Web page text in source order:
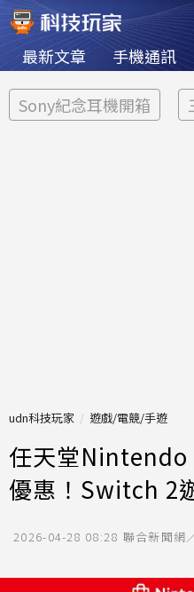
最新文章 手機通訊
Sony紀念耳機開箱
udn科技玩家 遊戲/電競/手遊
任天堂Nintendo
優惠！Switch 2
2026-04-28 08:28 聯合新聞網